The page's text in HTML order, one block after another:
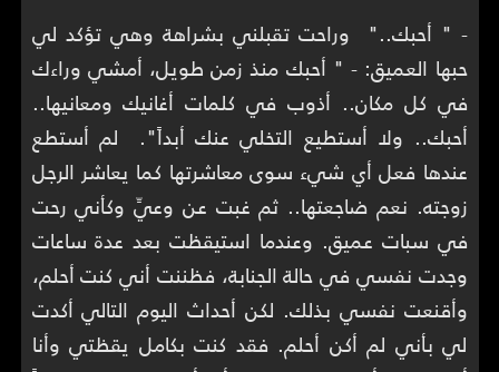
- " أحبك.." وراحت تقبلني بشراهة وهي تؤكد لي
حبها العميق: - " أحبك منذ زمن طويل، أمشي وراءك
في كل مكان.. أذوب في كلمات أغانيك ومعانيها..
أحبك.. ولا أستطيع التخلي عنك أبداً". لم أستطع
عندها فعل أي شيء سوى معاشرتها كما يعاشر الرجل
زوجته. نعم ضاجعتها.. ثم غبت عن وعيِّ وكأني رحت
في سبات عميق. وعندما استيقظت بعد عدة ساعات
وجدت نفسي في حالة الجنابة، فظننت أني كنت أحلم،
وأقنعت نفسي بذلك. لكن أحداث اليوم التالي أكدت
لي بأني لم أكن أحلم. فقد كنت بكامل يقظتي وأنا